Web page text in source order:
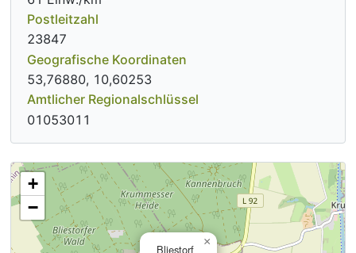
Postleitzahl
23847
Geografische Koordinaten
53,76880, 10,60253
Amtlicher Regionalschlüssel
01053011
Bliestorf
×
+
−